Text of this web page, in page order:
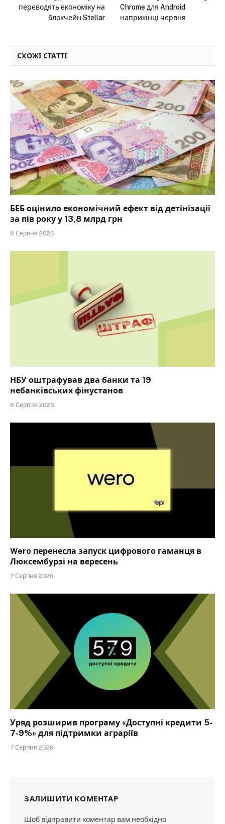
переводять економіку на
блокчейн Stellar
Chrome для Android
наприкінці червня
СХОЖІ СТАТТІ
БЕБ оцінило економічний ефект від детінізації
за пів року у 13,8 млрд грн
8 Серпня 2026
НБУ оштрафував два банки та 19
небанківських фінустанов
8 Серпня 2026
Wero перенесла запуск цифрового гаманця в
Люксембурзі на вересень
7 Серпня 2026
Уряд розширив програму «Доступні кредити 5-
7-9%» для підтримки аграріїв
7 Серпня 2026
ЗАЛИШИТИ КОМЕНТАР
Щоб відправити коментар вам необхідно